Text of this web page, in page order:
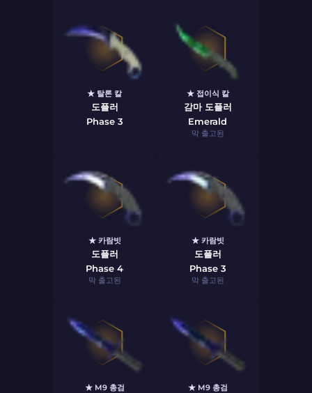
★ 탈론 칼
도플러
Phase 3
★ 접이식 칼
감마 도플러
Emerald
막 출고된
★ 카람빗
도플러
Phase 4
막 출고된
★ 카람빗
도플러
Phase 3
막 출고된
★ M9 총검 ★ M9 총검